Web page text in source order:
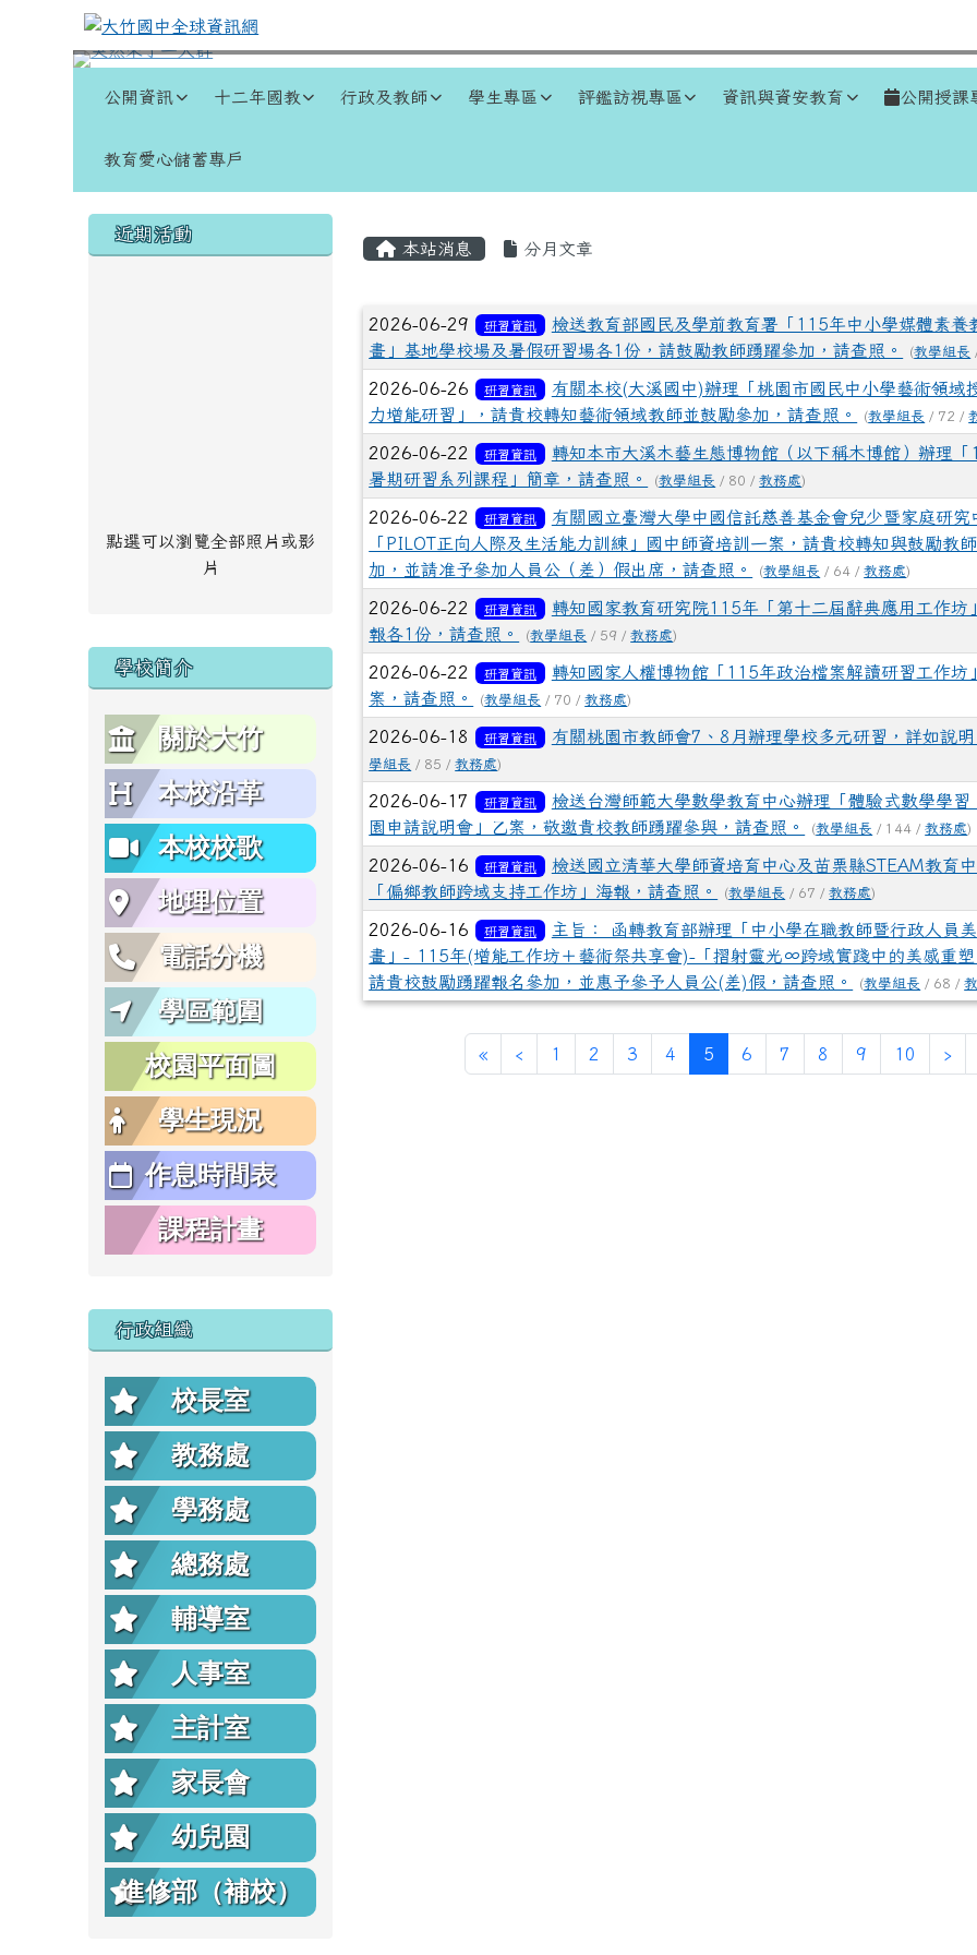
跳至主內容區
大竹國中全球資訊網
公開資訊 十二年國教 行政及教師 學生專區 評鑑訪視專區 資訊與資安教育 公開授課
教育愛心儲蓄專戶
左邊區域內容
近期活動
點選可以瀏覽全部照片或影
片
學校簡介
關於大竹
本校沿革
本校校歌
地理位置
電話分機
學區範圍
校園平面圖
學生現況
作息時間表
課程計畫
行政組織
校長室
教務處
學務處
總務處
輔導室
人事室
主計室
家長會
幼兒園
進修部（補校）
主內容區域
本站消息 分月文章
文章列表
2026-06-29 研習資訊
檢送教育部國民及學前教育署「115年中小學媒體素養
畫」基地學校場及暑假研習場各1份，請鼓勵教師踴躍參加，請查照。
(教學組長
2026-06-26 研習資訊
有關本校(大溪國中)辦理「桃園市國民中小學藝術領域
力增能研習」，請貴校轉知藝術領域教師並鼓勵參加，請查照。
(教學組長 / 72 /
2026-06-22 研習資訊
轉知本市大溪木藝生態博物館（以下稱木博館）辦理
暑期研習系列課程」簡章，請查照。
(教學組長 / 80 /教務處)
2026-06-22 研習資訊
有關國立臺灣大學中國信託慈善基金會兒少暨家庭研究
「PILOT正向人際及生活能力訓練」國中師資培訓一案，請貴校轉知與鼓勵教
加，並請准予參加人員公（差）假出席，請查照。
(教學組長 / 64 /教務處)
2026-06-22 研習資訊
轉知國家教育研究院115年「第十二屆辭典應用工作坊
報各1份，請查照。
(教學組長 / 59 /教務處)
2026-06-22 研習資訊
轉知國家人權博物館「115年政治檔案解讀研習工作坊
案，請查照。
(教學組長 / 70 /教務處)
2026-06-18 研習資訊 有關桃園市教師會7、8月辦理學校多元研習，詳如說明
學組長 / 85 /教務處)
2026-06-17 研習資訊
檢送台灣師範大學數學教育中心辦理「體驗式數學學習
園申請說明會」乙案，敬邀貴校教師踴躍參與，請查照。
(教學組長 / 144 /教務處)
2026-06-16 研習資訊
檢送國立清華大學師資培育中心及苗栗縣STEAM教育
「偏鄉教師跨域支持工作坊」海報，請查照。
(教學組長 / 67 /教務處)
2026-06-16 研習資訊
主旨： 函轉教育部辦理「中小學在職教師暨行政人員
畫」- 115年(增能工作坊＋藝術祭共享會)-「摺射靈光∞跨域實踐中的美感重塑
請貴校鼓勵踴躍報名參加，並惠予參予人員公(差)假，請查照。
(教學組長 / 68 /
«第一頁
‹上一頁
1 2 3 4 5(目前頁次)
6 7 8 9 10 ›下
頁尾區域